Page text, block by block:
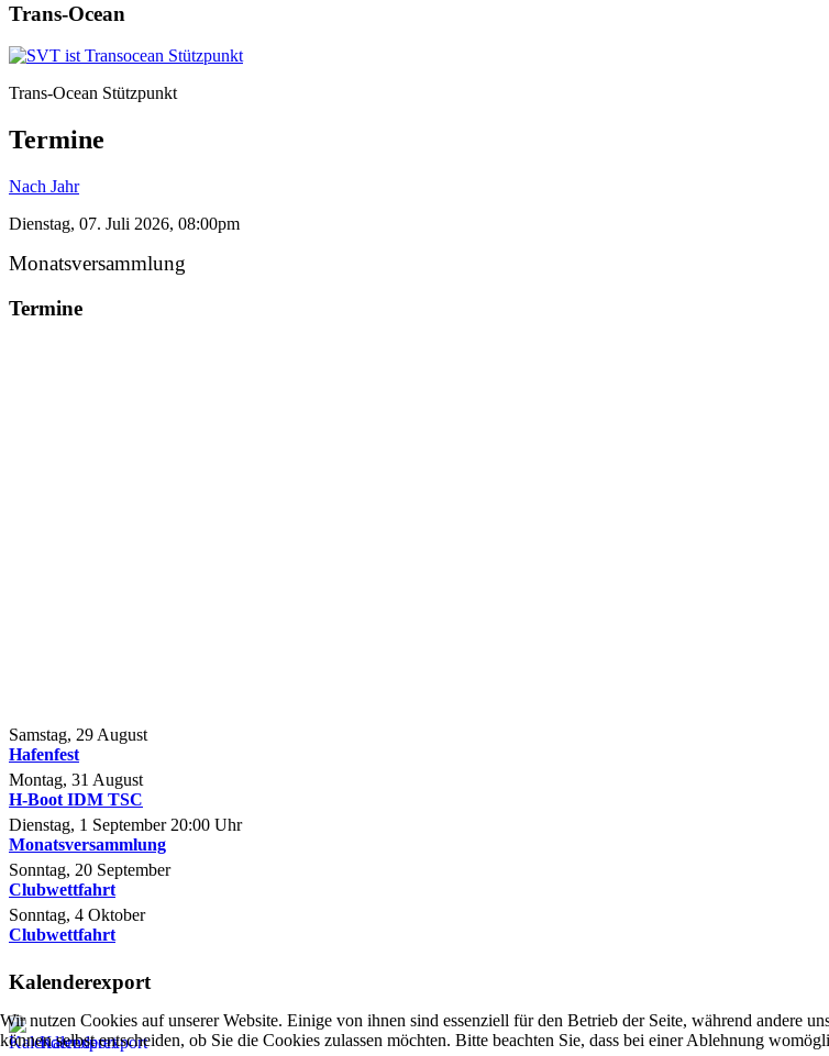
Trans-Ocean
Trans-Ocean Stützpunkt
Termine
Nach Jahr
Dienstag, 07. Juli 2026, 08:00pm
Monatsversammlung
Termine
Samstag, 29 August
Hafenfest
Montag, 31 August
H-Boot IDM TSC
Dienstag, 1 September 20:00 Uhr
Monatsversammlung
Sonntag, 20 September
Clubwettfahrt
Sonntag, 4 Oktober
Clubwettfahrt
Kalenderexport
Kalenderexport
Wir nutzen Cookies auf unserer Website. Einige von ihnen sind essenziell für den Betrieb der Seite, während andere
können selbst entscheiden, ob Sie die Cookies zulassen möchten. Bitte beachten Sie, dass bei einer Ablehnung